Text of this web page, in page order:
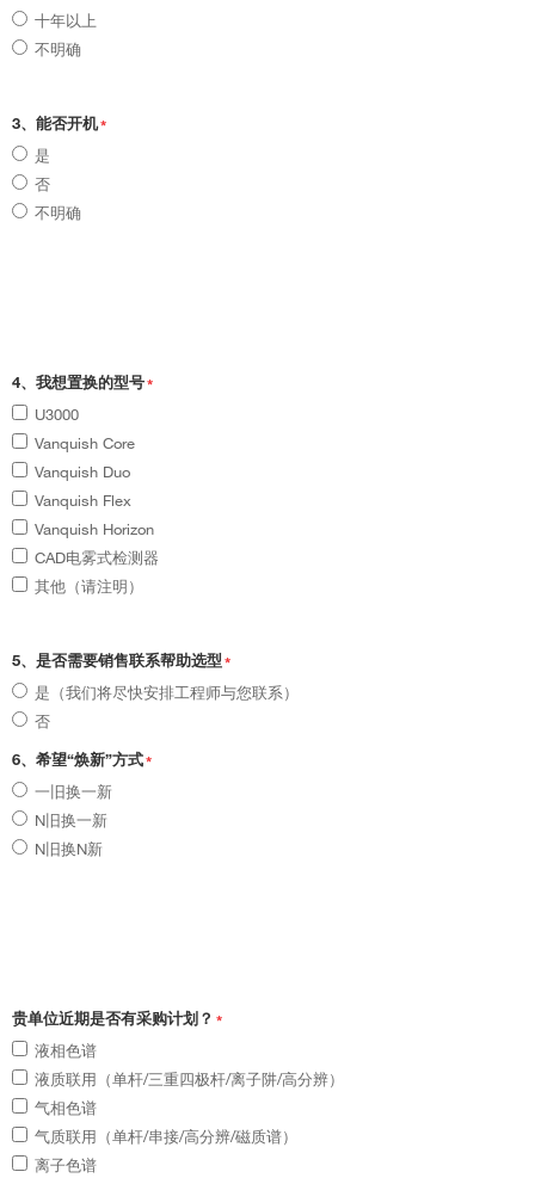
十年以上
不明确
3、能否开机*
是
否
不明确
4、我想置换的型号*
U3000
Vanquish Core
Vanquish Duo
Vanquish Flex
Vanquish Horizon
CAD电雾式检测器
其他（请注明）
5、是否需要销售联系帮助选型*
是（我们将尽快安排工程师与您联系）
否
6、希望“焕新”方式*
一旧换一新
N旧换一新
N旧换N新
贵单位近期是否有采购计划？ *
液相色谱
液质联用（单杆/三重四极杆/离子阱/高分辨）
气相色谱
气质联用（单杆/串接/高分辨/磁质谱）
离子色谱